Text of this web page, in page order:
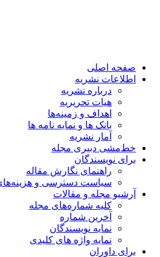
صفحه اصلی
اطلاعات نشریه
درباره نشریه
هیات تحریریه
اهداف و زمینه‌ها
بانک ها و نمایه نامه ها
آمار نشریه
خط‌مشی دبیری مجله
برای نویسندگان
راهنمای نگارش مقاله
سیاست دسترسی و هزینه‌های
آرشیو مجله و مقالات
کلیه شماره‌های مجله
آخرین شماره
نمایه نویسندگان
نمایه واژه های کلیدی
برای داوران